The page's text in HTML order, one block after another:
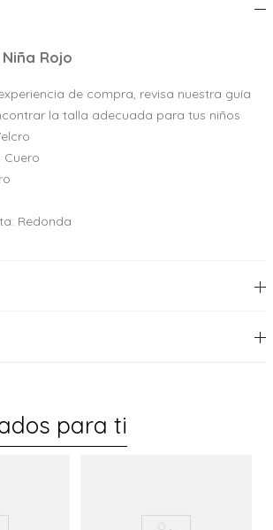
Rojo
de compra, revisa nuestra guía
la talla adecuada para tus niños
Cuero
Redonda
para ti